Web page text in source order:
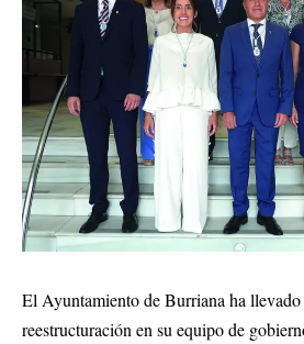
El Ayuntamiento de Burriana ha llevado
reestructuración en su equipo de